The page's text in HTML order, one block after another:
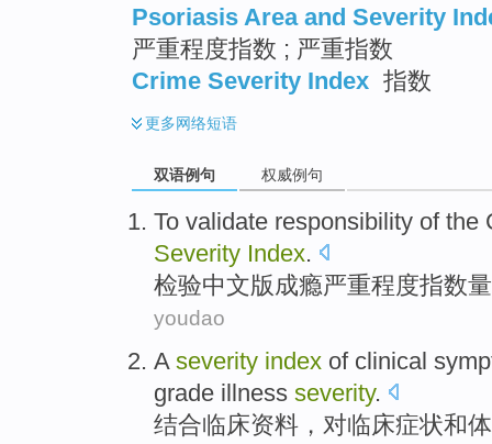
Psoriasis Area and Severity
严重程度指数 ; 严重指数
Crime Severity Index 指数
更多网络短语
双语例句 权威例句
To validate responsibility of the
Severity Index.
检验中文版成瘾严重程度指数
youdao
A severity index of clinical
grade illness severity.
结合临床资料，对临床症状和